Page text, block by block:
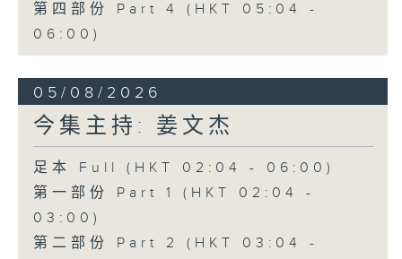
第四部份 Part 4 (HKT 05:04 -
06:00)
05/08/2026
今集主持: 姜文杰
足本 Full (HKT 02:04 - 06:00)
第一部份 Part 1 (HKT 02:04 -
03:00)
第二部份 Part 2 (HKT 03:04 -